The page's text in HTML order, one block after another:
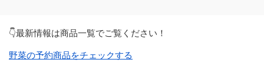
👇最新情報は商品一覧でご覧ください！
野菜の予約商品をチェックする